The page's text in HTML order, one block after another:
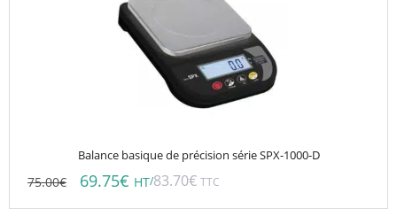
Balance basique de précision série SPX-1000-D
75.00€ 69.75€ HT/83.70€ TTC